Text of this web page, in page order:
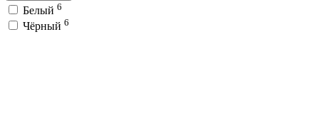
Белый 6
Чёрный 6